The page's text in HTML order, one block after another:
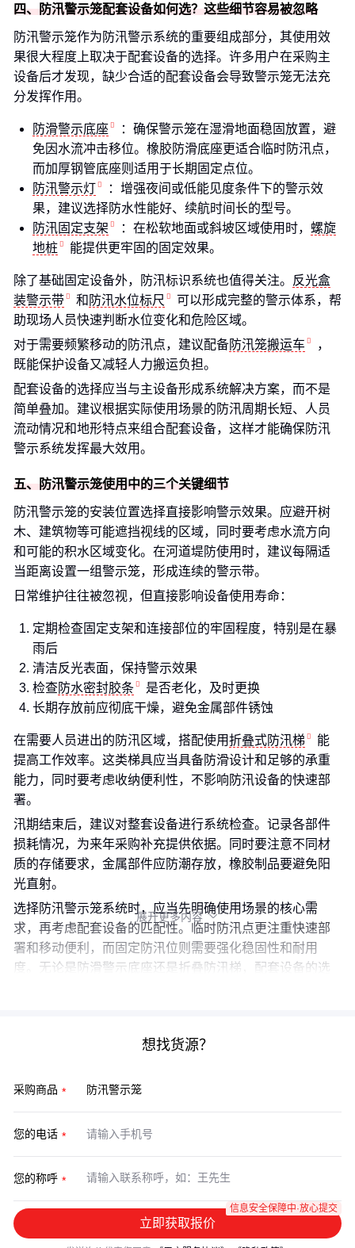
四、防汛警示笼配套设备如何选？这些细节容易被忽略
防汛警示笼作为防汛警示系统的重要组成部分，其使用效
果很大程度上取决于配套设备的选择。许多用户在采购主
设备后才发现，缺少合适的配套设备会导致警示笼无法充
分发挥作用。
防滑警示底座
：确保警示笼在湿滑地面稳固放置，避
免因水流冲击移位。橡胶防滑底座更适合临时防汛点，
而加厚钢管底座则适用于长期固定点位。
防汛警示灯
：增强夜间或低能见度条件下的警示效
果，建议选择防水性能好、续航时间长的型号。
防汛固定支架
：在松软地面或斜坡区域使用时， 螺旋
地桩
能提供更牢固的固定效果。
除了基础固定设备外，防汛标识系统也值得关注。
反光盒
装警示带
和 防汛水位标尺
可以形成完整的警示体系，帮
助现场人员快速判断水位变化和危险区域。
对于需要频繁移动的防汛点，建议配备防汛笼搬运车
，
既能保护设备又减轻人力搬运负担。
配套设备的选择应当与主设备形成系统解决方案，而不是
简单叠加。建议根据实际使用场景的防汛周期长短、人员
流动情况和地形特点来组合配套设备，这样才能确保防汛
警示系统发挥最大效用。
五、防汛警示笼使用中的三个关键细节
防汛警示笼的安装位置选择直接影响警示效果。应避开树
木、建筑物等可能遮挡视线的区域，同时要考虑水流方向
和可能的积水区域变化。在河道堤防使用时，建议每隔适
当距离设置一组警示笼，形成连续的警示带。
日常维护往往被忽视，但直接影响设备使用寿命：
定期检查固定支架和连接部位的牢固程度，特别是在暴
雨后
清洁反光表面，保持警示效果
检查防水密封胶条
是否老化，及时更换
长期存放前应彻底干燥，避免金属部件锈蚀
在需要人员进出的防汛区域，搭配使用折叠式防汛梯
能
提高工作效率。这类梯具应当具备防滑设计和足够的承重
能力，同时要考虑收纳便利性，不影响防汛设备的快速部
署。
汛期结束后，建议对整套设备进行系统检查。记录各部件
损耗情况，为来年采购补充提供依据。同时要注意不同材
质的存储要求，金属部件应防潮存放，橡胶制品要避免阳
光直射。
选择防汛警示笼系统时，应当先明确使用场景的核心需
求，再考虑配套设备的匹配性。临时防汛点更注重快速部
署和移动便利，而固定防汛位则需要强化稳固性和耐用
度。无论是防滑警示底座还是折叠防汛梯，配套设备的选
展开更多内容 
想找货源？
采购商品
您的电话
您的称呼
立即获取报价
信息安全保障中·放心提交